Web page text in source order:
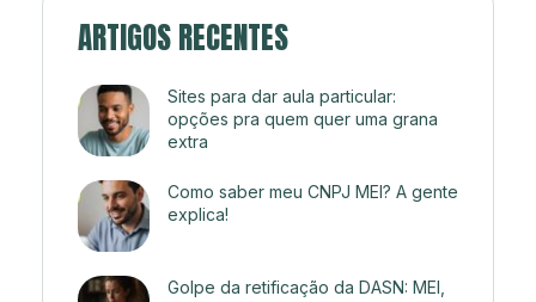
ARTIGOS RECENTES
Sites para dar aula particular:
opções pra quem quer uma grana
extra
Como saber meu CNPJ MEI? A gente
explica!
Golpe da retificação da DASN: MEI,